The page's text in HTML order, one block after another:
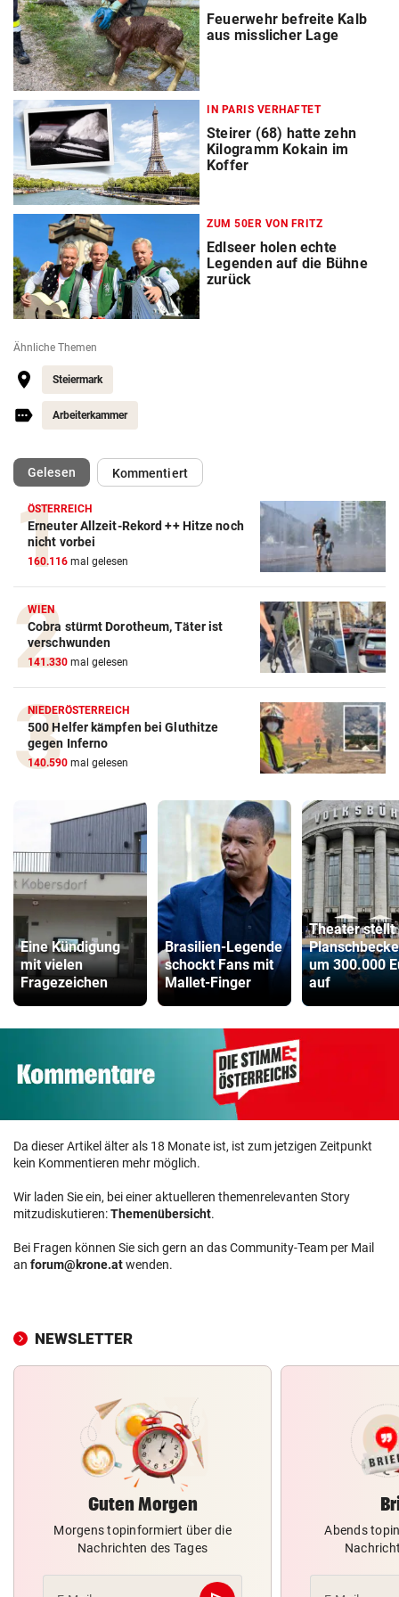
Feuerwehr befreite Kalb
aus misslicher Lage
IN PARIS VERHAFTET
Steirer (68) hatte zehn
Kilogramm Kokain im
Koffer
ZUM 50ER VON FRITZ
Edlseer holen echte
Legenden auf die Bühne
zurück
Ähnliche Themen
Steiermark
Arbeiterkammer
Gelesen(ausgewählt)Kommentiert
ÖSTERREICH
Erneuter Allzeit-Rekord ++ Hitze noch
nicht vorbei
160.116 mal gelesen
WIEN
Cobra stürmt Dorotheum, Täter ist
verschwunden
141.330 mal gelesen
NIEDERÖSTERREICH
500 Helfer kämpfen bei Gluthitze
gegen Inferno
140.590 mal gelesen
Eine Kündigung
mit vielen
Fragezeichen
Brasilien-Legende
schockt Fans mit
Mallet-Finger
Theater stellt
um 300.000
auf
Da dieser Artikel älter als 18 Monate ist, ist zum jetzigen Zeitpunkt
kein Kommentieren mehr möglich.
Wir laden Sie ein, bei einer aktuelleren themenrelevanten Story
mitzudiskutieren:Themenübersicht.
Bei Fragen können Sie sich gern an das Community-Team per Mail
an forum@krone.atwenden.
NEWSLETTER
Guten Morgen
Morgens topinformiert über die
Nachrichten des Tages
Abends